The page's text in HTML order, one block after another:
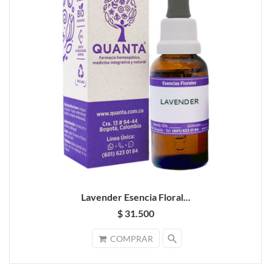
Lavender Esencia Floral...
$ 31.500
COMPRAR search